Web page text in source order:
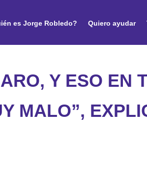
es Jorge Robledo? Quiero ayudar
Y ESO EN
MALO”,